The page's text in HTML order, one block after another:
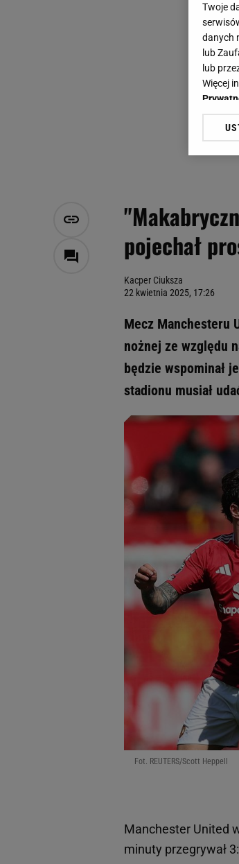
pojechał
Kacper Ciuksza
22 kwietnia 2025, 17:26
Mecz Manchesteru
nożnej ze względu
będzie wspominał
stadionu musiał
Fot. REUTERS/Scott Heppell
Manchester United
minuty przegrywał
Twoje
danych
lub
lub
Więcej
My,